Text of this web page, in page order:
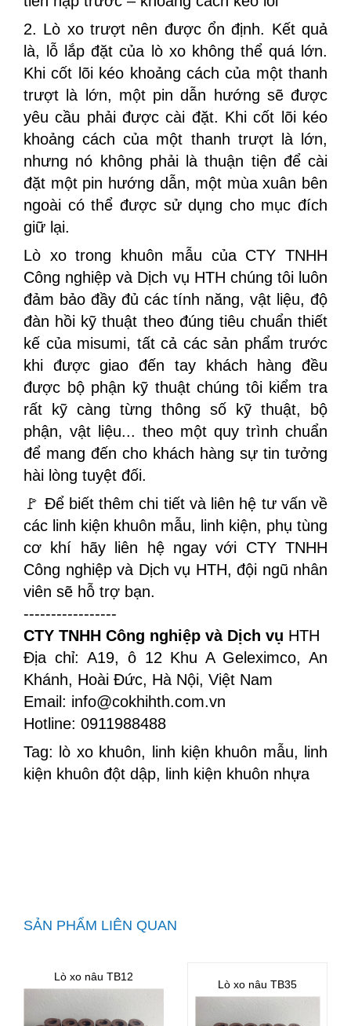
2. Lò xo trượt nên được ổn định. Kết quả
là, lỗ lắp đặt của lò xo không thể quá lớn.
Khi cốt lõi kéo khoảng cách của một thanh
trượt là lớn, một pin dẫn hướng sẽ được
yêu cầu phải được cài đặt. Khi cốt lõi kéo
khoảng cách của một thanh trượt là lớn,
nhưng nó không phải là thuận tiện để cài
đặt một pin hướng dẫn, một mùa xuân bên
ngoài có thể được sử dụng cho mục đích
giữ lại.
Lò xo trong khuôn mẫu của CTY TNHH
Công nghiệp và Dịch vụ HTH chúng tôi luôn
đảm bảo đầy đủ các tính năng, vật liệu, độ
đàn hồi kỹ thuật theo đúng tiêu chuẩn thiết
kế của misumi, tất cả các sản phẩm trước
khi được giao đến tay khách hàng đều
được bộ phận kỹ thuật chúng tôi kiểm tra
rất kỹ càng từng thông số kỹ thuật, bộ
phận, vật liệu... theo một quy trình chuẩn
để mang đến cho khách hàng sự tin tưởng
hài lòng tuyệt đối.
🚩 Để biết thêm chi tiết và liên hệ tư vấn về
các linh kiện khuôn mẫu, linh kiện, phụ tùng
cơ khí hãy liên hệ ngay với CTY TNHH
Công nghiệp và Dịch vụ HTH, đội ngũ nhân
viên sẽ hỗ trợ bạn.
-----------------
CTY TNHH Công nghiệp và Dịch vụ HTH
Địa chỉ: A19, ô 12 Khu A Geleximco, An
Khánh, Hoài Đức, Hà Nội, Việt Nam
Email: info@cokhihth.com.vn
Hotline: 0911988488
Tag: lò xo khuôn, linh kiện khuôn mẫu, linh
kiện khuôn đột dập, linh kiện khuôn nhựa
SẢN PHẨM LIÊN QUAN
Lò xo nâu TB12
Lò xo nâu TB35